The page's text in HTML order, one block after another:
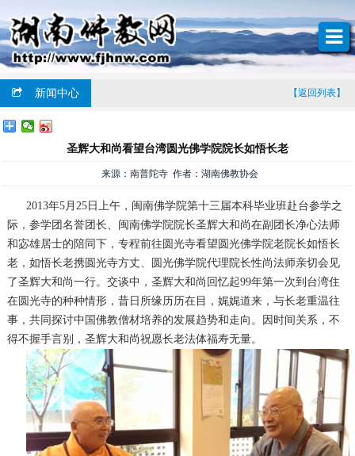
新闻中心 【返回列表】
圣辉大和尚看望台湾圆光佛学院院长如悟长老
来源：南普陀寺 作者：湖南佛教协会
2013年5月25日上午，闽南佛学院第十三届本科毕业班赴台参学之
际，参学团名誉团长、闽南佛学院院长圣辉大和尚在副团长净心法师
和宓雄居士的陪同下，专程前往圆光寺看望圆光佛学院老院长如悟长
老，如悟长老携圆光寺方丈、圆光佛学院代理院长性尚法师亲切会见
了圣辉大和尚一行。交谈中，圣辉大和尚回忆起99年第一次到台湾住
在圆光寺的种种情形，昔日所缘历历在目，娓娓道来，与长老重温往
事，共同探讨中国佛教僧材培养的发展趋势和走向。因时间关系，不
得不握手言别，圣辉大和尚祝愿长老法体福寿无量。